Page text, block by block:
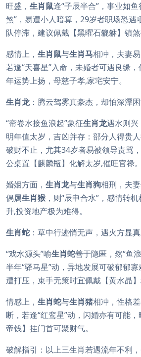
旺盛， 生肖鼠逢“子辰半合”，事业如
煞”，易遭小人暗算，29岁者职场恐遇
队停滞，建议佩戴【黑曜石貔貅】镇煞
感情上， 生肖鼠与生肖马相冲，夫妻
若逢“天喜星”入命，未婚者可遇良缘
年运势上扬，母慈子孝,家宅安宁。
生肖龙：腾云驾雾真豪杰，却怕深潭
“帘卷水接鱼浪起”象征生肖龙遇水则兴
明年值太岁，吉凶并存：部分人得贵
破财不止，尤其34岁者易被领导责骂
公桌置【麒麟瓶】化解太岁,催旺官禄。
婚姻方面， 生肖龙与生肖狗相刑，夫
偶属生肖猴 ，则“辰申合水”，感情转
升,投资地产极为难得。
生肖蛇 ：草中行迹悄无声，遇火方显
“戏水源头”喻生肖蛇善于隐匿，然“鱼
半年“驿马星”动，异地发展可破郁郁
遭打压，束手无策时宜佩戴【黄水晶】
情感上， 生肖蛇与生肖猪相冲，性格
断，若逢“红鸾星”动，闪婚亦有可能
帝钱】挂门首可聚财气。
破解指引：以上三生肖若遇流年不利